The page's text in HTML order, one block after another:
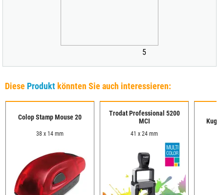
5
Diese Produkt könnten Sie auch interessieren:
Colop Stamp Mouse 20
38 x 14 mm
Trodat Professional 5200
MCI
41 x 24 mm